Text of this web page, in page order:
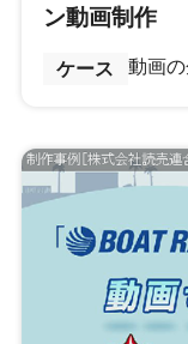
ン動画制作
ケース 動画